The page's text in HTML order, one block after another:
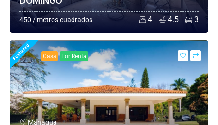
450 / metros cuadrados 4 4.5 3
Featured Casa For Renta
Managua